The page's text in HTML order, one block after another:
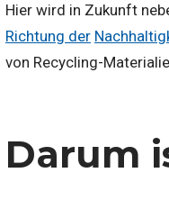
Hier wird in Zukunft
Richtung der
von Recycling-
Darum